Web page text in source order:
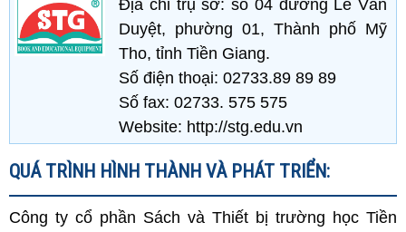
Địa chỉ trụ sở: số 04 đường Lê Văn
Duyệt, phường 01, Thành phố Mỹ
Tho, tỉnh Tiền Giang.
Số điện thoại: 02733.89 89 89
Số fax: 02733. 575 575
Website: http://stg.edu.vn
QUÁ TRÌNH HÌNH THÀNH VÀ PHÁT TRIỂN:
Công ty cổ phần Sách và Thiết bị trường học Tiền